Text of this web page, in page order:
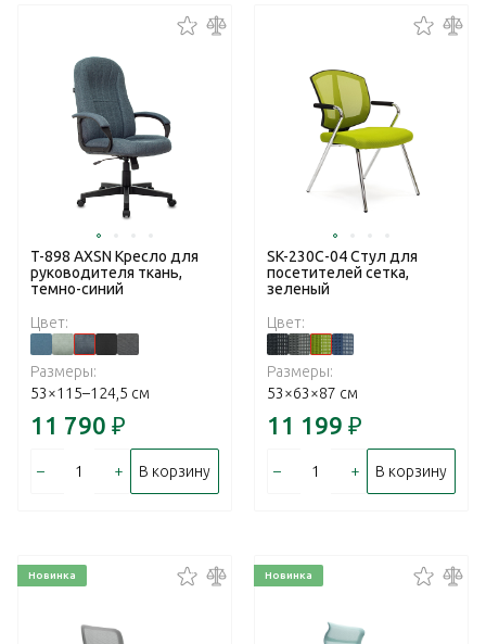
T-898 AXSN Кресло для
руководителя ткань,
темно-синий
Цвет:
Размеры:
53×115–124,5 см
11 790 ₽
– + В корзину
SK-230C-04 Стул для
посетителей сетка,
зеленый
Цвет:
Размеры:
53×63×87 см
11 199 ₽
– + В корзину
Новинка Новинка